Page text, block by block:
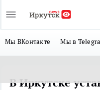
Мы ВКонтакте Мы в
В Иркутске